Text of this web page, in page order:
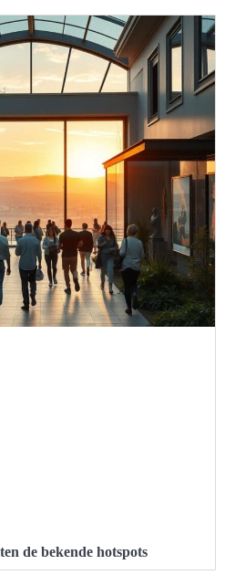
de bekende hotspots